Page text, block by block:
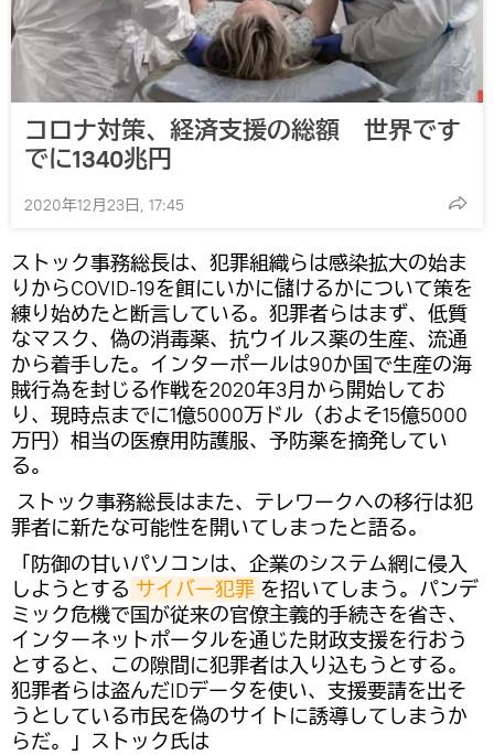
コロナ対策、経済支援の総額 世界です
でに1340兆円
2020年12月23日, 17:45
ストック事務総長は、犯罪組織らは感染拡大の始ま
りからCOVID-19を餌にいかに儲けるかについて策を
練り始めたと断言している。犯罪者らはまず、低質
なマスク、偽の消毒薬、抗ウイルス薬の生産、流通
から着手した。インターポールは90か国で生産の海
賊行為を封じる作戦を2020年3月から開始してお
り、現時点までに1億5000万ドル（およそ15億5000
万円）相当の医療用防護服、予防薬を摘発してい
る。
ストック事務総長はまた、テレワークへの移行は犯
罪者に新たな可能性を開いてしまったと語る。
「防御の甘いパソコンは、企業のシステム網に侵入
しようとする サイバー犯罪 を招いてしまう。パンデ
ミック危機で国が従来の官僚主義的手続きを省き、
インターネットポータルを通じた財政支援を行おう
とすると、この隙間に犯罪者は入り込もうとする。
犯罪者らは盗んだIDデータを使い、支援要請を出そ
うとしている市民を偽のサイトに誘導してしまうか
らだ。」ストック氏は